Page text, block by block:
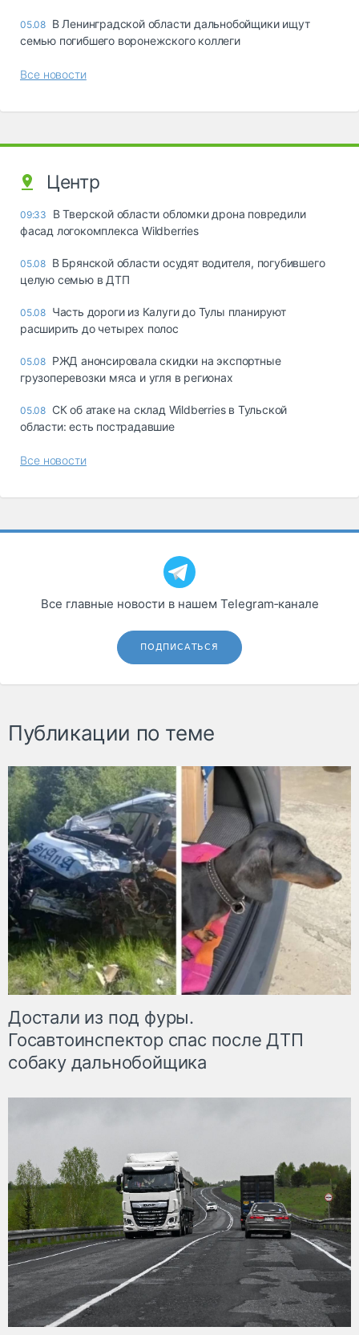
05.08 В Ленинградской области дальнобойщики ищут
семью погибшего воронежского коллеги
Все новости
Центр
09:33
В Тверской области обломки дрона повредили
фасад логокомплекса Wildberries
05.08 В Брянской области осудят водителя, погубившего
целую семью в ДТП
05.08 Часть дороги из Калуги до Тулы планируют
расширить до четырех полос
05.08 РЖД анонсировала скидки на экспортные
грузоперевозки мяса и угля в регионах
05.08 СК об атаке на склад Wildberries в Тульской
области: есть пострадавшие
Все новости
Все главные новости в нашем Telegram‑канале
ПОДПИСАТЬСЯ
Публикации по теме
Достали из под фуры.
Госавтоинспектор спас после ДТП
собаку дальнобойщика